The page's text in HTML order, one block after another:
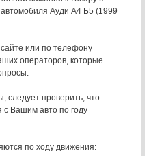
Ауди А4 Б5 (1999
или по телефону
операторов, которые
следует проверить, что
с Вашим авто по году
по ходу движения: